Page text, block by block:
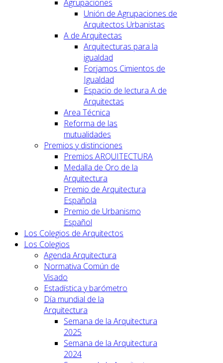
Agrupaciones
Unión de Agrupaciones de
Arquitectos Urbanistas
A de Arquitectas
Arquitecturas para la
igualdad
Forjamos Cimientos de
Igualdad
Espacio de lectura A de
Arquitectas
Area Técnica
Reforma de las
mutualidades
Premios y distinciones
Premios ARQUITECTURA
Medalla de Oro de la
Arquitectura
Premio de Arquitectura
Española
Premio de Urbanismo
Español
Los Colegios de Arquitectos
Los Colegios
Agenda Arquitectura
Normativa Común de
Visado
Estadística y barómetro
Día mundial de la
Arquitectura
Semana de la Arquitectura
2025
Semana de la Arquitectura
2024